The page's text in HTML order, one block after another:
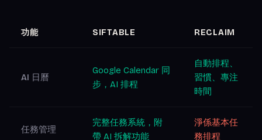
功能 SIFTABLE RECLAIM
AI 日曆
Google Calendar 同
步，AI 排程
自動排程、
習慣、專注
時間
任務管理
完整任務系統，附
帶 AI 拆解功能
淨係基本任
務排程